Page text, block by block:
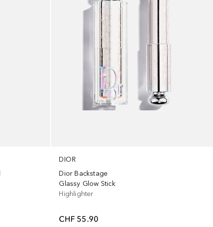
DIOR
Dior Backstage
Glassy Glow Stick
Highlighter
CHF 55.90